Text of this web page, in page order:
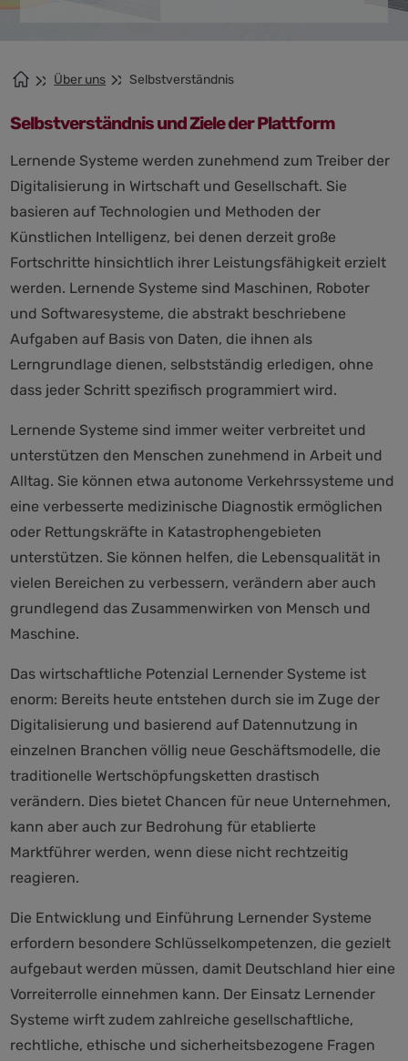
Über uns Selbstverständnis
Selbstverständnis und Ziele der Plattform
Lernende Systeme werden zunehmend zum Treiber der
Digitalisierung in Wirtschaft und Gesellschaft. Sie
basieren auf Technologien und Methoden der
Künstlichen Intelligenz, bei denen derzeit große
Fortschritte hinsichtlich ihrer Leistungsfähigkeit erzielt
werden. Lernende Systeme sind Maschinen, Roboter
und Softwaresysteme, die abstrakt beschriebene
Aufgaben auf Basis von Daten, die ihnen als
Lerngrundlage dienen, selbstständig erledigen, ohne
dass jeder Schritt spezifisch programmiert wird.
Lernende Systeme sind immer weiter verbreitet und
unterstützen den Menschen zunehmend in Arbeit und
Alltag. Sie können etwa autonome Verkehrssysteme und
eine verbesserte medizinische Diagnostik ermöglichen
oder Rettungskräfte in Katastrophengebieten
unterstützen. Sie können helfen, die Lebensqualität in
vielen Bereichen zu verbessern, verändern aber auch
grundlegend das Zusammenwirken von Mensch und
Maschine.
Das wirtschaftliche Potenzial Lernender Systeme ist
enorm: Bereits heute entstehen durch sie im Zuge der
Digitalisierung und basierend auf Datennutzung in
einzelnen Branchen völlig neue Geschäftsmodelle, die
traditionelle Wertschöpfungsketten drastisch
verändern. Dies bietet Chancen für neue Unternehmen,
kann aber auch zur Bedrohung für etablierte
Marktführer werden, wenn diese nicht rechtzeitig
reagieren.
Die Entwicklung und Einführung Lernender Systeme
erfordern besondere Schlüsselkompetenzen, die gezielt
aufgebaut werden müssen, damit Deutschland hier eine
Vorreiterrolle einnehmen kann. Der Einsatz Lernender
Systeme wirft zudem zahlreiche gesellschaftliche,
rechtliche, ethische und sicherheitsbezogene Fragen